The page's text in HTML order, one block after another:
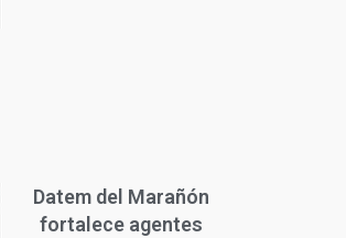
Datem del Marañón
fortalece agentes